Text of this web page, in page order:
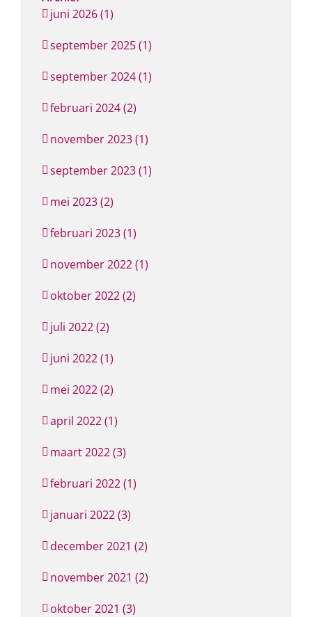
juni 2026 (1)
september 2025 (1)
september 2024 (1)
februari 2024 (2)
november 2023 (1)
september 2023 (1)
mei 2023 (2)
februari 2023 (1)
november 2022 (1)
oktober 2022 (2)
juli 2022 (2)
juni 2022 (1)
mei 2022 (2)
april 2022 (1)
maart 2022 (3)
februari 2022 (1)
januari 2022 (3)
december 2021 (2)
november 2021 (2)
oktober 2021 (3)